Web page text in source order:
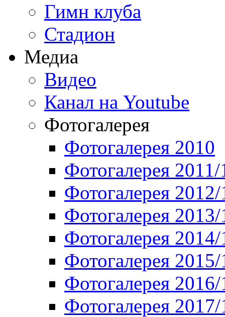
Гимн клуба
Стадион
Медиа
Видео
Канал на Youtube
Фотогалерея
Фотогалерея 2010
Фотогалерея 2011/
Фотогалерея
Фотогалерея
Фотогалерея
Фотогалерея
Фотогалерея
Фотогалерея